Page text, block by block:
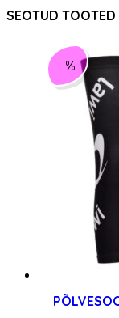
SEOTUD TOOTED
-%